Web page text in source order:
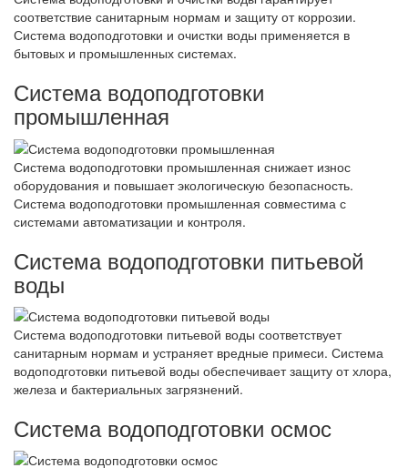
соответствие санитарным нормам и защиту от коррозии.
Система водоподготовки и очистки воды применяется в
бытовых и промышленных системах.
Система водоподготовки
промышленная
Система водоподготовки промышленная снижает износ
оборудования и повышает экологическую безопасность.
Система водоподготовки промышленная совместима с
системами автоматизации и контроля.
Система водоподготовки питьевой
воды
Система водоподготовки питьевой воды соответствует
санитарным нормам и устраняет вредные примеси. Система
водоподготовки питьевой воды обеспечивает защиту от хлора,
железа и бактериальных загрязнений.
Система водоподготовки осмос